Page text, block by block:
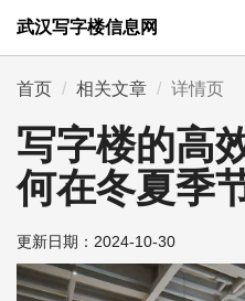
武汉写字楼信息网
首页 相关文章 详情页
写字楼的高
何在冬夏季
更新日期： 2024-10-30